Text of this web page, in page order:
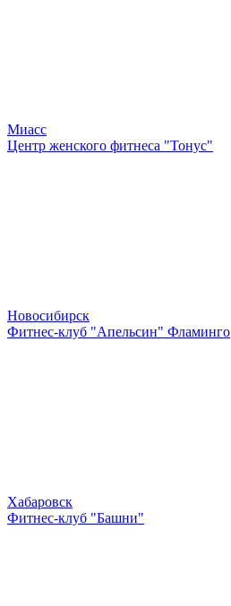
Миасс
Центр женского фитнеса "Тонус"
Новосибирск
Фитнес-клуб "Апельсин" Фламинго
Хабаровск
Фитнес-клуб "Башни"